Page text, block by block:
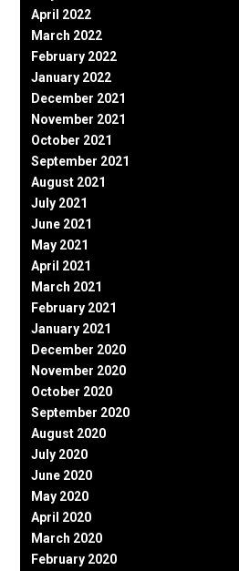
April 2022
March 2022
February 2022
January 2022
December 2021
November 2021
October 2021
September 2021
August 2021
July 2021
June 2021
May 2021
April 2021
March 2021
February 2021
January 2021
December 2020
November 2020
October 2020
September 2020
August 2020
July 2020
June 2020
May 2020
April 2020
March 2020
February 2020